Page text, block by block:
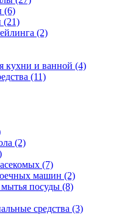
(6)
(21)
(2)
кухни и ванной (4)
(11)
(2)
(7)
машин (2)
мытья посуды (8)
средства (3)